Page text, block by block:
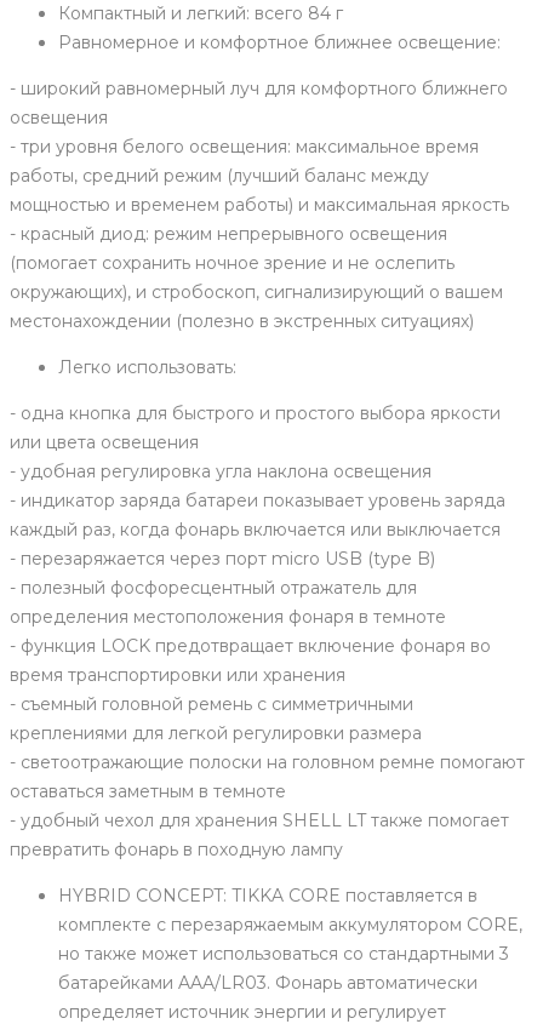
Компактный и легкий: всего 84 г
Равномерное и комфортное ближнее освещение:
- широкий равномерный луч для комфортного ближнего
освещения
- три уровня белого освещения: максимальное время
работы, средний режим (лучший баланс между
мощностью и временем работы) и максимальная яркость
- красный диод: режим непрерывного освещения
(помогает сохранить ночное зрение и не ослепить
окружающих), и стробоскоп, сигнализирующий о вашем
местонахождении (полезно в экстренных ситуациях)
Легко использовать:
- одна кнопка для быстрого и простого выбора яркости
или цвета освещения
- удобная регулировка угла наклона освещения
- индикатор заряда батареи показывает уровень заряда
каждый раз, когда фонарь включается или выключается
- перезаряжается через порт micro USB (type B)
- полезный фосфоресцентный отражатель для
определения местоположения фонаря в темноте
- функция LOCK предотвращает включение фонаря во
время транспортировки или хранения
- съемный головной ремень с симметричными
креплениями для легкой регулировки размера
- светоотражающие полоски на головном ремне помогают
оставаться заметным в темноте
- удобный чехол для хранения SHELL LT также помогает
превратить фонарь в походную лампу
HYBRID CONCEPT: TIKKA CORE поставляется в
комплекте с перезаряжаемым аккумулятором CORE,
но также может использоваться со стандартными 3
батарейками AAA/LR03. Фонарь автоматически
определяет источник энергии и регулирует